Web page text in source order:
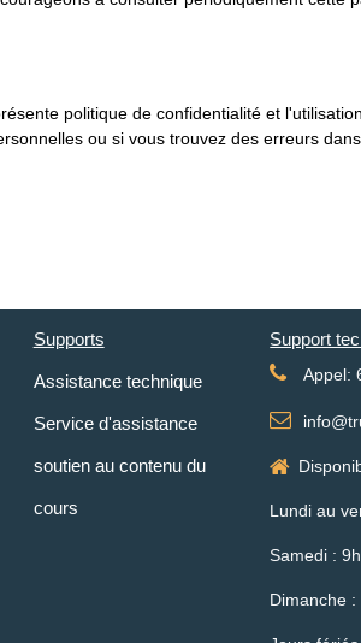
politique de confidentialité et
ou si vous trouvez des erreurs
Supports
Assistance technique
Service d'assistance
soutien au contenu du
cours
Support
Appel:
Lundi au
Samedi :
Dimanche